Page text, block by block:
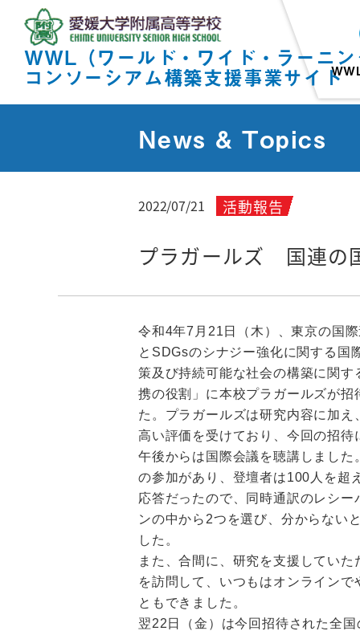
WWL（ワールド・ワイド・ラーニ
コンソーシアム構築支援事業サイト
News & Topics
2022/07/21 活動報告
プラガールズ 国連の
令和4年7月21日（木）、東京の国
とSDGsのシナジー強化に関する国
策及び持続可能な社会の構築に関
携の役割」に本校プラガールズが
た。プラガールズは研究内容に加
高い評価を受けており、今回の招待
午後からは国際会議を聴講しまし
の参加があり、登壇者は100人を超
応答だったので、同時通訳のレシ
ンの中から2つを選び、分からない
した。
また、合間に、研究を支援してい
を訪問して、いつもはオンライン
ともできました。
翌22日（金）は今回招待された全